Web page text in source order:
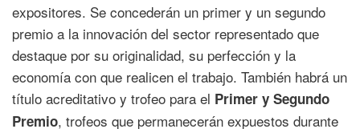
expositores. Se concederán un primer y un segundo
premio a la innovación del sector representado que
destaque por su originalidad, su perfección y la
economía con que realicen el trabajo. También habrá un
título acreditativo y trofeo para el Primer y Segundo
Premio, trofeos que permanecerán expuestos durante